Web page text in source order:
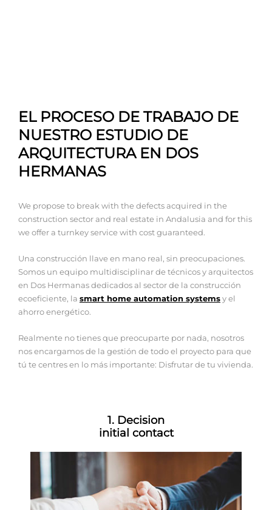
EL PROCESO DE TRABAJO DE
NUESTRO ESTUDIO DE
ARQUITECTURA EN DOS
HERMANAS
We propose to break with the defects acquired in the
construction sector and real estate in Andalusia and for this
we offer a turnkey service with cost guaranteed.
Una construcción llave en mano real, sin preocupaciones.
Somos un equipo multidisciplinar de técnicos y arquitectos
en Dos Hermanas dedicados al sector de la construcción
ecoeficiente, la smart home automation systemsy el
ahorro energético.
Realmente no tienes que preocuparte por nada, nosotros
nos encargamos de la gestión de todo el proyecto para que
tú te centres en lo más importante: Disfrutar de tu vivienda.
1. Decision
initial contact